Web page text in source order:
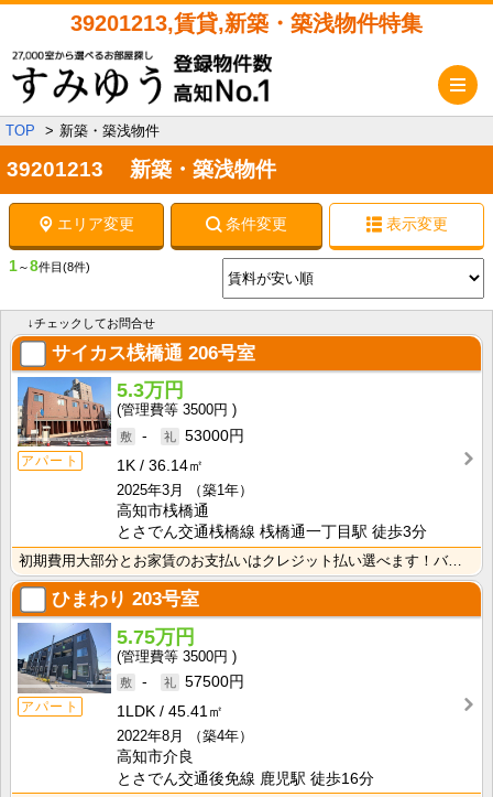
39201213,賃貸,新築・築浅物件特集
TOP 新築・築浅物件
39201213 新築・築浅物件
エリア変更 条件変更 表示変更
1～8件目 (8件)
↓チェックしてお問合せ
サイカス桟橋通 206号室
アパート
5.3万円
3500円
-
53000円
1K
36.14㎡
2025年3月
（築1年）
高知市桟橋通
とさでん交通桟橋線 桟橋通一丁目駅 徒歩3分
初期費用大部分とお家賃のお支払いはクレジット払い選べます！バス・トイレ別なので、ゆったり湯船に浸かれ･･･
ひまわり 203号室
アパート
5.75万円
3500円
-
57500円
1LDK
45.41㎡
2022年8月
（築4年）
高知市介良
とさでん交通後免線 鹿児駅 徒歩16分